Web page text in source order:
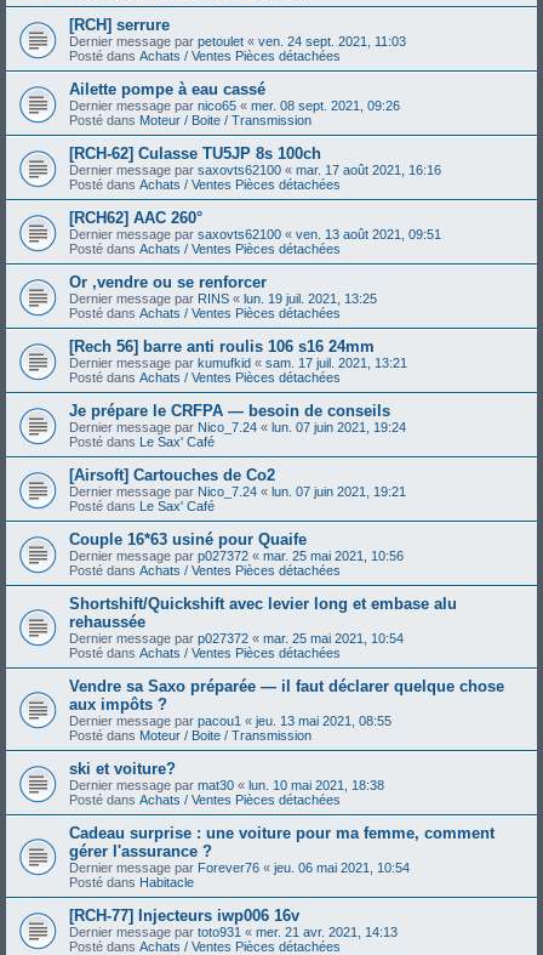
[RCH] serrure
Dernier message par petoulet « ven. 24 sept. 2021, 11:03
Posté dans Achats / Ventes Pièces détachées
Ailette pompe à eau cassé
Dernier message par nico65 « mer. 08 sept. 2021, 09:26
Posté dans Moteur / Boite / Transmission
[RCH-62] Culasse TU5JP 8s 100ch
Dernier message par saxovts62100 « mar. 17 août 2021, 16:16
Posté dans Achats / Ventes Pièces détachées
[RCH62] AAC 260°
Dernier message par saxovts62100 « ven. 13 août 2021, 09:51
Posté dans Achats / Ventes Pièces détachées
Or ,vendre ou se renforcer
Dernier message par RINS « lun. 19 juil. 2021, 13:25
Posté dans Achats / Ventes Pièces détachées
[Rech 56] barre anti roulis 106 s16 24mm
Dernier message par kumufkid « sam. 17 juil. 2021, 13:21
Posté dans Achats / Ventes Pièces détachées
Je prépare le CRFPA — besoin de conseils
Dernier message par Nico_7.24 « lun. 07 juin 2021, 19:24
Posté dans Le Sax' Café
[Airsoft] Cartouches de Co2
Dernier message par Nico_7.24 « lun. 07 juin 2021, 19:21
Posté dans Le Sax' Café
Couple 16*63 usiné pour Quaife
Dernier message par p027372 « mar. 25 mai 2021, 10:56
Posté dans Achats / Ventes Pièces détachées
Shortshift/Quickshift avec levier long et embase alu
rehaussée
Dernier message par p027372 « mar. 25 mai 2021, 10:54
Posté dans Achats / Ventes Pièces détachées
Vendre sa Saxo préparée — il faut déclarer quelque chose
aux impôts ?
Dernier message par pacou1 « jeu. 13 mai 2021, 08:55
Posté dans Moteur / Boite / Transmission
ski et voiture?
Dernier message par mat30 « lun. 10 mai 2021, 18:38
Posté dans Achats / Ventes Pièces détachées
Cadeau surprise : une voiture pour ma femme, comment
gérer l'assurance ?
Dernier message par Forever76 « jeu. 06 mai 2021, 10:54
Posté dans Habitacle
[RCH-77] Injecteurs iwp006 16v
Dernier message par toto931 « mer. 21 avr. 2021, 14:13
Posté dans Achats / Ventes Pièces détachées